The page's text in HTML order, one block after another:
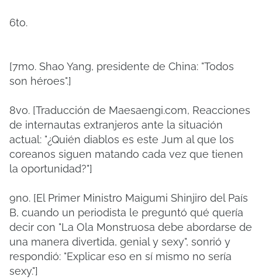
6to.
[7mo. Shao Yang, presidente de China: "Todos
son héroes".]
8vo. [Traducción de Maesaengi.com, Reacciones
de internautas extranjeros ante la situación
actual: "¿Quién diablos es este Jum al que los
coreanos siguen matando cada vez que tienen
la oportunidad?"]
9no. [El Primer Ministro Maigumi Shinjiro del País
B, cuando un periodista le preguntó qué quería
decir con "La Ola Monstruosa debe abordarse de
una manera divertida, genial y sexy", sonrió y
respondió: "Explicar eso en sí mismo no sería
sexy."]